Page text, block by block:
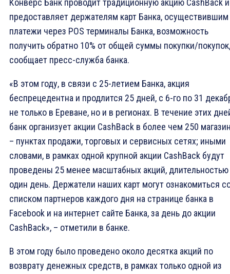
Конверс Банк проводит традиционную акцию CashBack и
предоставляет держателям карт Банка, осуществившим
платежи через POS терминалы Банка, возможность
получить обратно 10% от общей суммы покупки/покупок,
сообщает пресс-служба банка.
«В этом году, в связи с 25-летием Банка, акция
беспрецедентна и продлится 25 дней, с 6-го по 31
не только в Ереване, но и в регионах. В течение этих
банк организует акции CashBack в более чем 250
– пунктах продажи, торговых и сервисных сетях; иными
словами, в рамках одной крупной акции CashBack будут
проведены 25 менее масштабных акций, длительностью
один день. Держатели наших карт могут ознакомиться
списком партнеров каждого дня на странице банка в
Facebook и на интернет сайте Банка, за день до акции
CashBack», – отметили в банке.
В этом году было проведено около десятка акций по
возврату денежных средств, в рамках только одной из